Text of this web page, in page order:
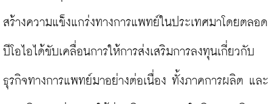
สร้างความแข็งแกร่งทางการแพทย์ในประเทศมาโดยตลอด
บีโอไอได้ขับเคลื่อนการให้การส่งเสริมการลงทุนเกี่ยวกับ
ธุรกิจทางการแพทย์มาอย่างต่อเนื่อง ทั้งภาคการผลิต และ